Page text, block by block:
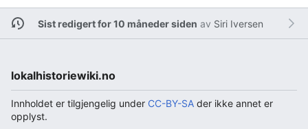
Sist redigert for 10 måneder siden av Siri Iversen
lokalhistoriewiki.no
Innholdet er tilgjengelig under CC-BY-SA der ikke annet er
opplyst.